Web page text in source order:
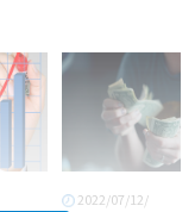
2022/07/12/